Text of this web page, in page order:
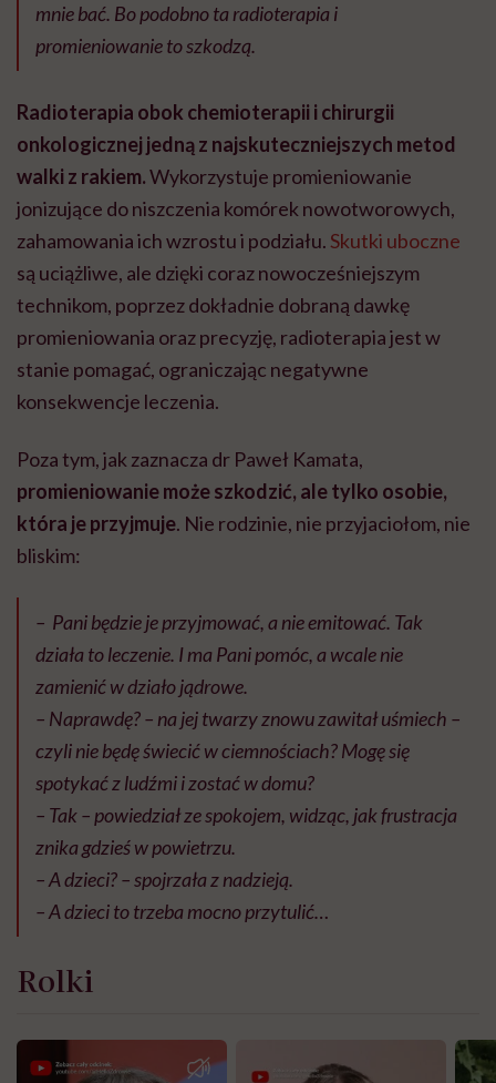
mnie bać. Bo podobno ta radioterapia i
promieniowanie to szkodzą.
Radioterapia obok chemioterapii i chirurgii
onkologicznej jedną z najskuteczniejszych metod
walki z rakiem.Wykorzystuje promieniowanie
jonizujące do niszczenia komórek nowotworowych,
zahamowania ich wzrostu i podziału. Skutki uboczne
są uciążliwe, ale dzięki coraz nowocześniejszym
technikom, poprzez dokładnie dobraną dawkę
promieniowania oraz precyzję, radioterapia jest w
stanie pomagać, ograniczając negatywne
konsekwencje leczenia.
Poza tym, jak zaznacza dr Paweł Kamata,
promieniowanie może szkodzić, ale tylko osobie,
która je przyjmuje. Nie rodzinie, nie przyjaciołom, nie
bliskim:
– Pani będzie je przyjmować, a nie emitować. Tak
działa to leczenie. I ma Pani pomóc, a wcale nie
zamienić w działo jądrowe.
– Naprawdę? – na jej twarzy znowu zawitał uśmiech –
czyli nie będę świecić w ciemnościach? Mogę się
spotykać z ludźmi i zostać w domu?
– Tak – powiedział ze spokojem, widząc, jak frustracja
znika gdzieś w powietrzu.
– A dzieci? – spojrzała z nadzieją.
– A dzieci to trzeba mocno przytulić…
Rolki